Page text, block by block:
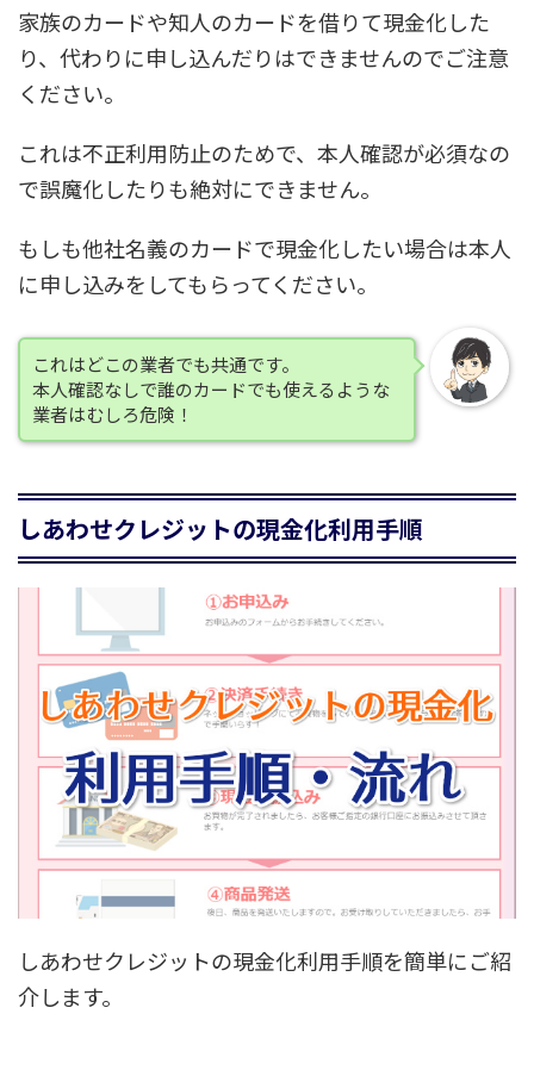
家族のカードや知人のカードを借りて現金化した
り、代わりに申し込んだりはできませんのでご注意
ください。
これは不正利用防止のためで、本人確認が必須なの
で誤魔化したりも絶対にできません。
もしも他社名義のカードで現金化したい場合は本人
に申し込みをしてもらってください。
これはどこの業者でも共通です。
本人確認なしで誰のカードでも使えるような
業者はむしろ危険！
しあわせクレジットの現金化利用手順
しあわせクレジットの現金化利用手順を簡単にご紹
介します。